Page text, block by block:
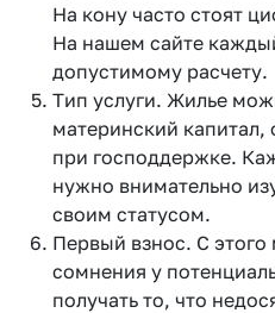
На кону часто стоят
На нашем сайте
допустимому расчету.
Тип услуги. Жилье
материнский капитал,
при господдержке.
нужно внимательно
своим статусом.
Первый взнос. С
сомнения у
получать то, что